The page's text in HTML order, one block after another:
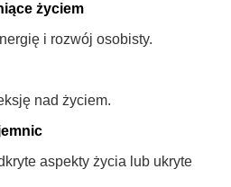
życiem
i rozwój osobisty.
nad życiem.
aspekty życia lub ukryte